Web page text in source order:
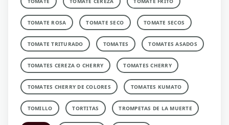
TOMATE ROSA TOMATE SECO TOMATE SECOS
TOMATE TRITURADO TOMATES TOMATES ASADOS
TOMATES CEREZA O CHERRY TOMATES CHERRY
TOMATES CHERRY DE COLORES TOMATES KUMATO
TOMILLO TORTITAS TROMPETAS DE LA MUERTE